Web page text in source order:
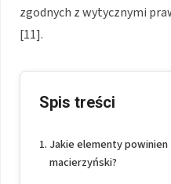
zgodnych z wytycznymi
[11].
Spis treści
Jakie elementy
macierzyński?